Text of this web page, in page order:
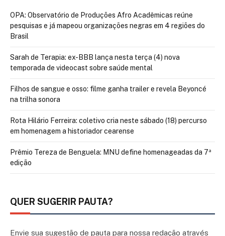
OPA: Observatório de Produções Afro Acadêmicas reúne
pesquisas e já mapeou organizações negras em 4 regiões do
Brasil
Sarah de Terapia: ex-BBB lança nesta terça (4) nova
temporada de videocast sobre saúde mental
Filhos de sangue e osso: filme ganha trailer e revela Beyoncé
na trilha sonora
Rota Hilário Ferreira: coletivo cria neste sábado (18) percurso
em homenagem a historiador cearense
Prêmio Tereza de Benguela: MNU define homenageadas da 7ª
edição
QUER SUGERIR PAUTA?
Envie sua sugestão de pauta para nossa redação através